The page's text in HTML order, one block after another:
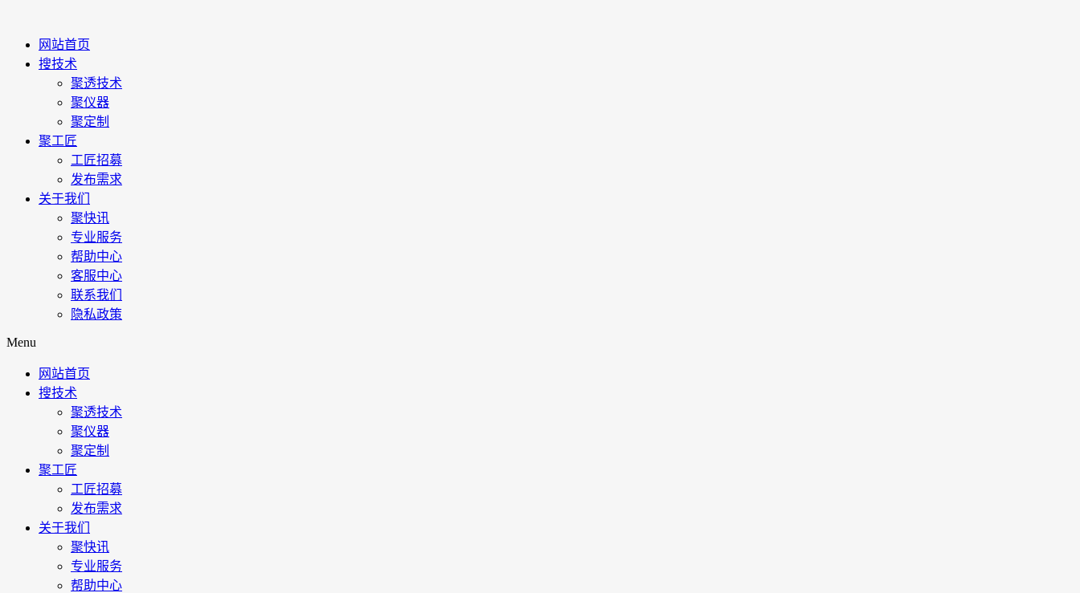
网站首页
搜技术
聚透技术
聚仪器
聚定制
聚工匠
工匠招募
发布需求
关于我们
聚快讯
专业服务
帮助中心
客服中心
联系我们
隐私政策
Menu
网站首页
搜技术
聚透技术
聚仪器
聚定制
聚工匠
工匠招募
发布需求
关于我们
聚快讯
专业服务
帮助中心